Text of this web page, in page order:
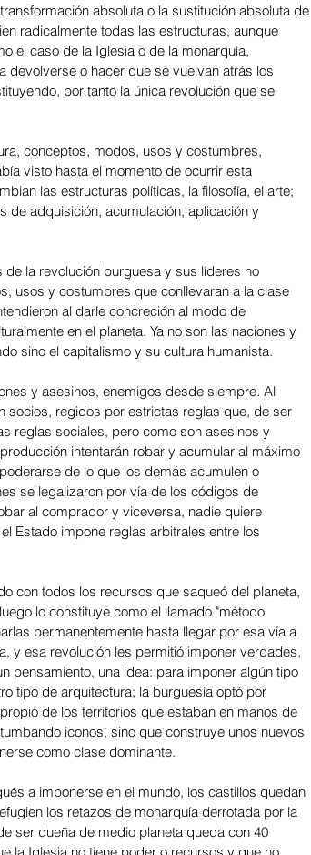
absoluta o la sustitución absoluta de
radicalmente todas las estructuras, aunque
el caso de la Iglesia o de la monarquía,
o hacer que se vuelvan atrás los
por tanto la única revolución que se
conceptos, modos, usos y costumbres,
visto hasta el momento de ocurrir esta
las estructuras políticas, la filosofía, el arte;
de adquisición, acumulación, aplicación y
la revolución burguesa y sus líderes no
usos y costumbres que conllevaran a la clase
al darle concreción al modo de
en el planeta. Ya no son las naciones y
sino el capitalismo y su cultura humanista.
y asesinos, enemigos desde siempre. Al
socios, regidos por estrictas reglas que, de ser
reglas sociales, pero como son asesinos y
intentarán robar y acumular al máximo
de lo que los demás acumulen o
se legalizaron por vía de los códigos de
al comprador y viceversa, nadie quiere
Estado impone reglas arbitrales entre los
con todos los recursos que saqueó del planeta,
lo constituye como el llamado "método
permanentemente hasta llegar por esa vía a
y esa revolución les permitió imponer verdades,
pensamiento, una idea: para imponer algún tipo
tipo de arquitectura; la burguesía optó por
de los territorios que estaban en manos de
iconos, sino que construye unos nuevos
como clase dominante.
a imponerse en el mundo, los castillos quedan
los retazos de monarquía derrotada por la
ser dueña de medio planeta queda con 40
la Iglesia no tiene poder o recursos y que no